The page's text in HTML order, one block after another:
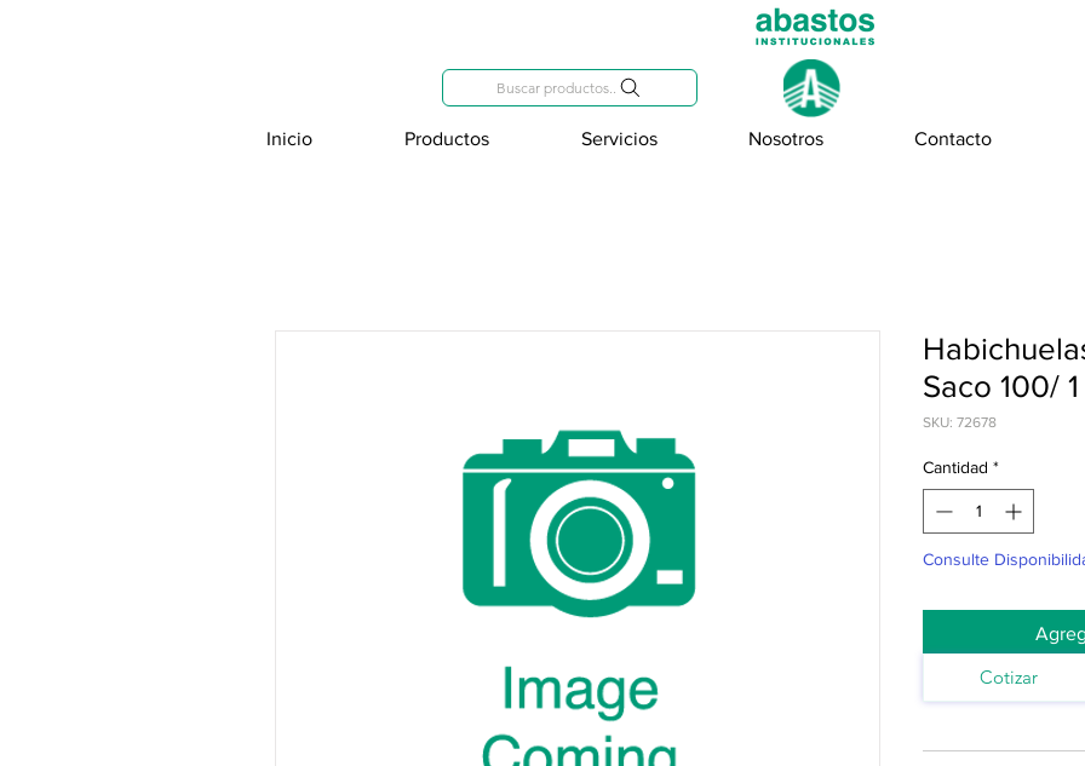
Buscar productos..
Inicio Productos Servicios Nosotros Contacto
Saco 100/
SKU: 72678
Cantidad *
Consulte
Cotizar